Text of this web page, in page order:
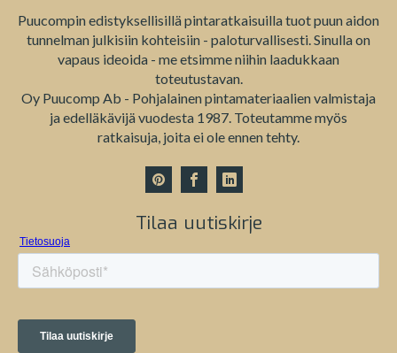
Puucompin edistyksellisillä pintaratkaisuilla tuot puun aidon
tunnelman julkisiin kohteisiin - paloturvallisesti. Sinulla on
vapaus ideoida - me etsimme niihin laadukkaan
toteutustavan.
Oy Puucomp Ab - Pohjalainen pintamateriaalien valmistaja
ja edelläkävijä vuodesta 1987. Toteutamme myös
ratkaisuja, joita ei ole ennen tehty.
Tilaa uutiskirje